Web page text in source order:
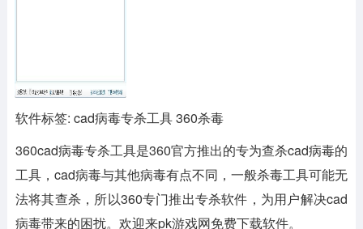
软件标签: cad病毒专杀工具 360杀毒
360cad病毒专杀工具是360官方推出的专为查杀cad病毒的
工具，cad病毒与其他病毒有点不同，一般杀毒工具可能无
法将其查杀，所以360专门推出专杀软件，为用户解决cad
病毒带来的困扰。欢迎来pk游戏网免费下载软件。